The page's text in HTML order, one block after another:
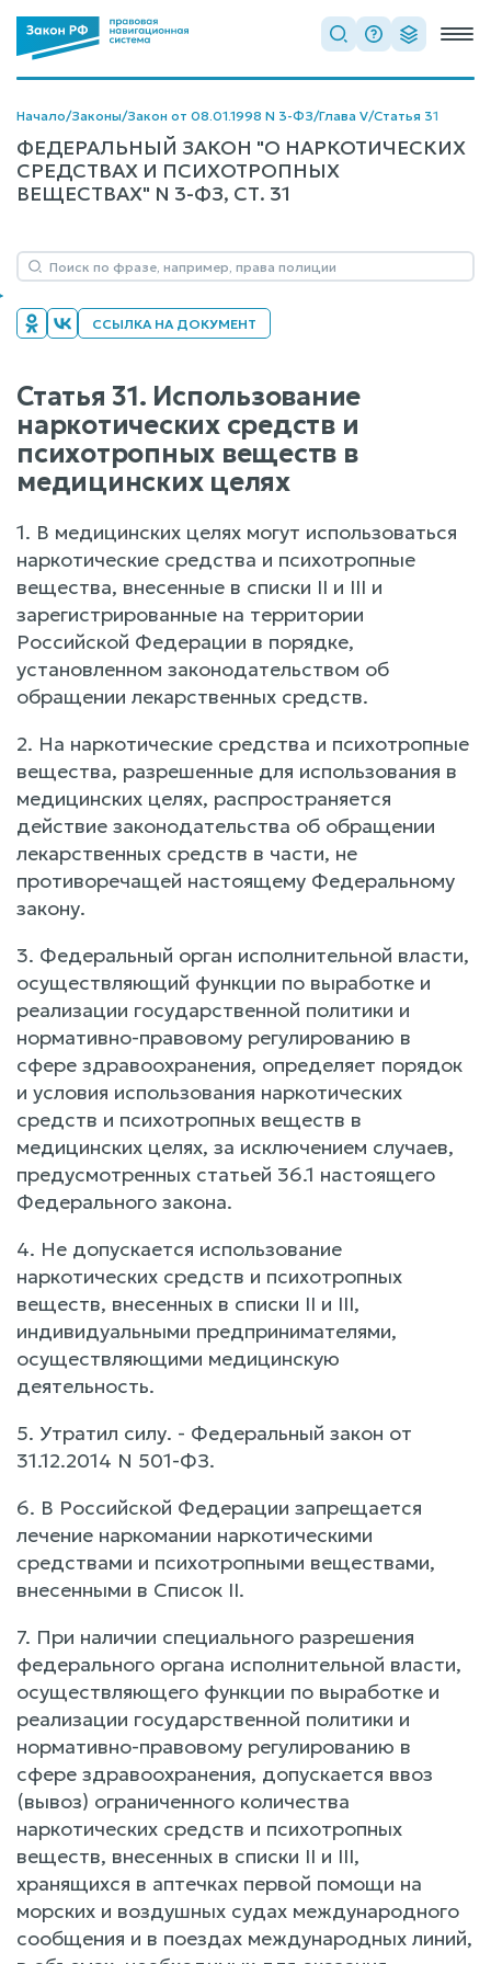
Начало/Законы/Закон от 08.01.1998 N 3-ФЗ/Глава V/Статья 31
ФЕДЕРАЛЬНЫЙ ЗАКОН "О НАРКОТИЧЕСКИХ
СРЕДСТВАХ И ПСИХОТРОПНЫХ
ВЕЩЕСТВАХ" N 3-ФЗ, СТ. 31
ССЫЛКА НА ДОКУМЕНТ
Статья 31. Использование
наркотических средств и
психотропных веществ в
медицинских целях
1. В медицинских целях могут использоваться
наркотические средства и психотропные
вещества, внесенные в списки II и III и
зарегистрированные на территории
Российской Федерации в порядке,
установленном законодательством об
обращении лекарственных средств.
2. На наркотические средства и психотропные
вещества, разрешенные для использования в
медицинских целях, распространяется
действие законодательства об обращении
лекарственных средств в части, не
противоречащей настоящему Федеральному
закону.
3. Федеральный орган исполнительной власти,
осуществляющий функции по выработке и
реализации государственной политики и
нормативно-правовому регулированию в
сфере здравоохранения, определяет порядок
и условия использования наркотических
средств и психотропных веществ в
медицинских целях, за исключением случаев,
предусмотренных статьей 36.1 настоящего
Федерального закона.
4. Не допускается использование
наркотических средств и психотропных
веществ, внесенных в списки II и III,
индивидуальными предпринимателями,
осуществляющими медицинскую
деятельность.
5. Утратил силу. - Федеральный закон от
31.12.2014 N 501-ФЗ.
6. В Российской Федерации запрещается
лечение наркомании наркотическими
средствами и психотропными веществами,
внесенными в Список II.
7. При наличии специального разрешения
федерального органа исполнительной власти,
осуществляющего функции по выработке и
реализации государственной политики и
нормативно-правовому регулированию в
сфере здравоохранения, допускается ввоз
(вывоз) ограниченного количества
наркотических средств и психотропных
веществ, внесенных в списки II и III,
хранящихся в аптечках первой помощи на
морских и воздушных судах международного
сообщения и в поездах международных линий,